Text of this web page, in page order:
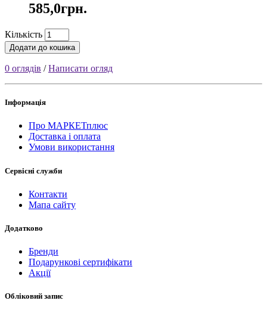
585,0грн.
Кількість
Додати до кошика
0 оглядів /Написати огляд
Інформація
Про МАРКЕТплюс
Доставка і оплата
Умови використання
Сервісні служби
Контакти
Мапа сайту
Додатково
Бренди
Подарункові сертифікати
Акції
Обліковий запис